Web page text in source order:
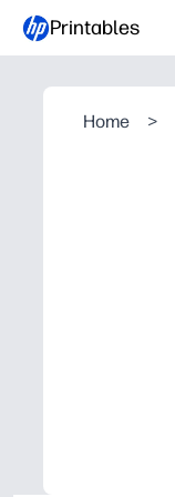
Printables
Home >